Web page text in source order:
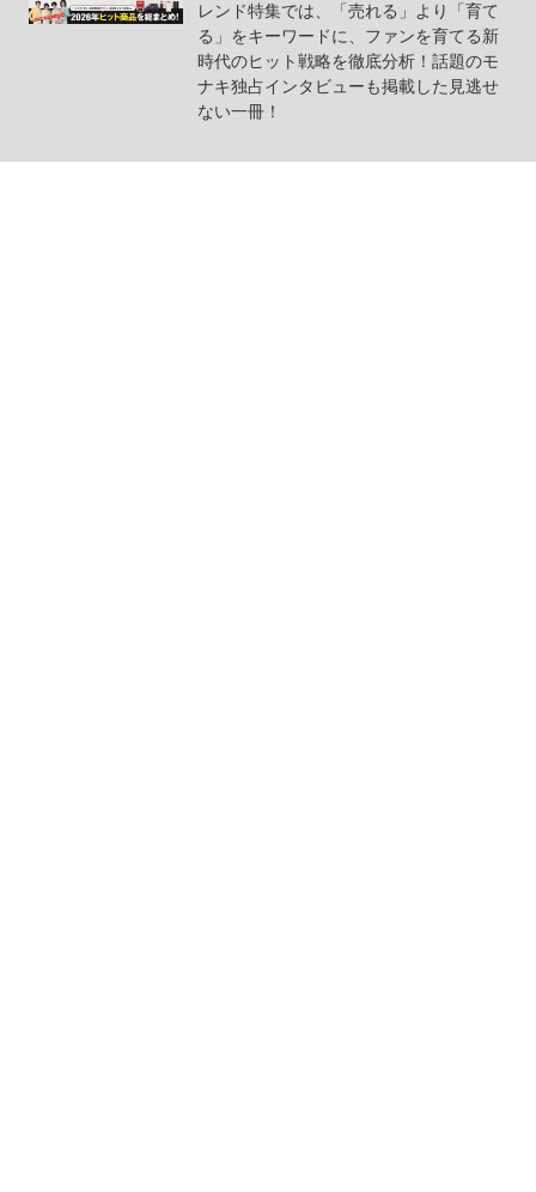
レンド特集では、「売れる」より「育て
る」をキーワードに、ファンを育てる新
時代のヒット戦略を徹底分析！話題のモ
ナキ独占インタビューも掲載した見逃せ
ない一冊！